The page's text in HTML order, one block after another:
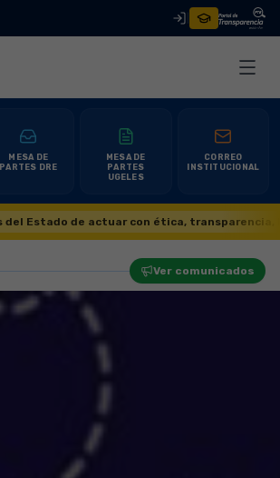
MESA DE
PARTES DRE
MESA DE
PARTES
UGELES
CORREO
INSTITUCIONAL
con ética, transparencia, honestidad y
Ver comunicados